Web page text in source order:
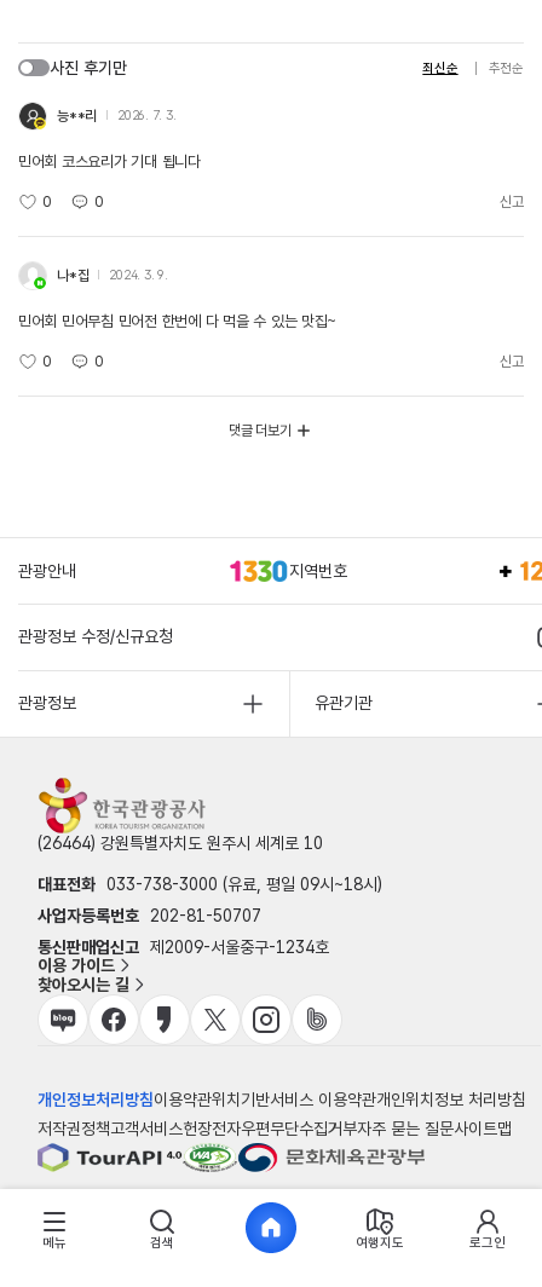
사진 후기만 최신순 추천순
능**리 2026. 7. 3.
민어회 코스요리가 기대 됩니다
0 0 신고
나*집 2024. 3. 9.
민어회 민어무침 민어전 한번에 다 먹을 수 있는 맛집~
0 0 신고
댓글 더보기
관광안내 지역번호
관광정보 수정/신규요청
관광정보 유관기관
(26464) 강원특별자치도 원주시 세계로 10
대표전화 033-738-3000 (유료, 평일 09시~18시)
사업자등록번호
202-81-50707
통신판매업신고 제2009-서울중구-1234호
이용 가이드
찾아오시는 길
개인정보처리방침이용약관위치기반서비스 이용약관개인위치정보 처리방침
저작권정책고객서비스헌장전자우편무단수집거부자주 묻는 질문사이트맵
© 한국관광공사
메뉴 검색 여행지도 로그인